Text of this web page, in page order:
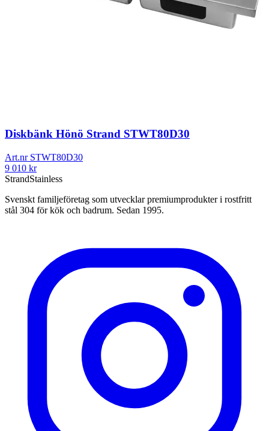
Diskbänk Hönö Strand STWT80D30
Art.nr STWT80D30
9 010 kr
StrandStainless
Svenskt familjeföretag som utvecklar premiumprodukter i rostfritt
stål 304 för kök och badrum. Sedan 1995.